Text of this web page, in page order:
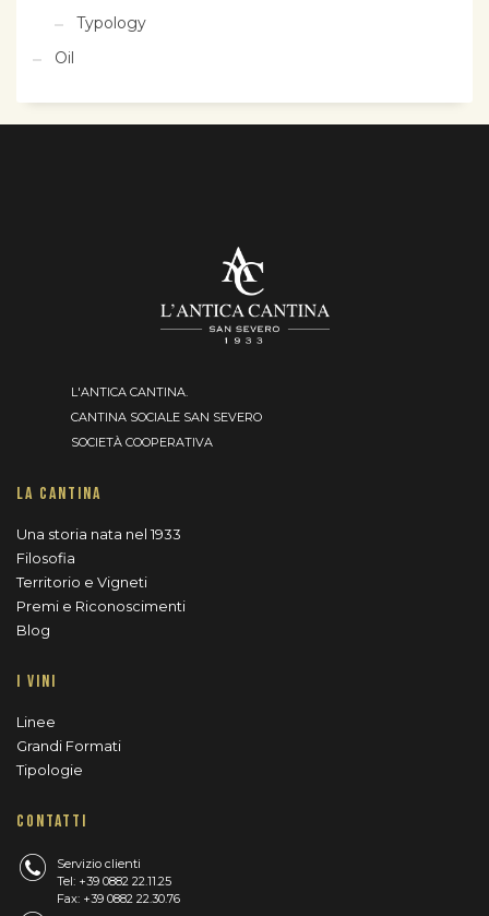
Typology
Oil
L'ANTICA CANTINA.
CANTINA SOCIALE SAN SEVERO
SOCIETÀ COOPERATIVA
LA CANTINA
Una storia nata nel 1933
Filosofia
Territorio e Vigneti
Premi e Riconoscimenti
Blog
I VINI
Linee
Grandi Formati
Tipologie
CONTATTI
Servizio clienti
Tel: +39 0882 22.11.25
Fax: +39 0882 22.30.76